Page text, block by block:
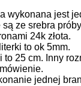
wykonana jest
ze srebra
24k złota.
to ok 5mm.
to 25 cm. Inny
jednej